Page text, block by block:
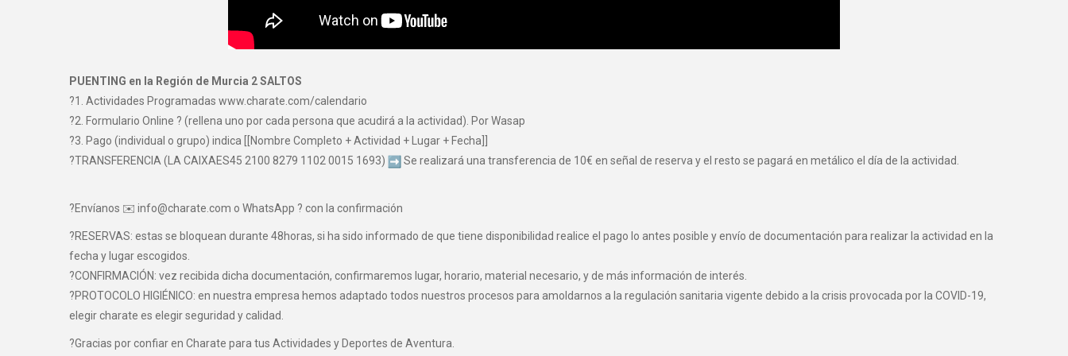
PUENTING en la Región de Murcia 2 SALTOS
?1. Actividades Programadas www.charate.com/calendario
?2. Formulario Online ? (rellena uno por cada persona que acudirá a la actividad). Por Wasap
?3. Pago (individual o grupo) indica [[Nombre Completo + Actividad + Lugar + Fecha]]
?TRANSFERENCIA (LA CAIXAES45 2100 8279 1102 0015 1693)
Se realizará una transferencia de 10€ en señal de reserva y el resto se pagará en metálico el día de la actividad.
?Envíanos ✉️ info@charate.com o WhatsApp ? con la confirmación
?RESERVAS: estas se bloquean durante 48horas, si ha sido informado de que tiene disponibilidad realice el pago lo antes posible y envío de documentación para realizar la actividad en la
fecha y lugar escogidos.
?CONFIRMACIÓN: vez recibida dicha documentación, confirmaremos lugar, horario, material necesario, y de más información de interés.
?PROTOCOLO HIGIÉNICO: en nuestra empresa hemos adaptado todos nuestros procesos para amoldarnos a la regulación sanitaria vigente debido a la crisis provocada por la COVID-19,
elegir charate es elegir seguridad y calidad.
?Gracias por confiar en Charate para tus Actividades y Deportes de Aventura.